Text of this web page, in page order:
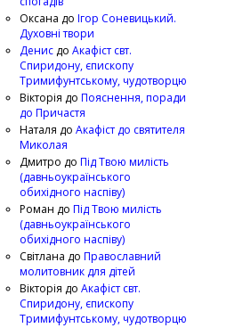
Оксана до Ігор Соневицький.
Духовні твори
Денис до Акафіст свт.
Спиридону, єпископу
Тримифунтському, чудотворцю
Вікторія до Пояснення, поради
до Причастя
Наталя до Акафіст до святителя
Миколая
Дмитро до Під Твою милість
(давньоукраїнського
обихідного наспіву)
Роман до Під Твою милість
(давньоукраїнського
обихідного наспіву)
Світлана до Православний
молитовник для дітей
Вікторія до Акафіст свт.
Спиридону, єпископу
Тримифунтському, чудотворцю